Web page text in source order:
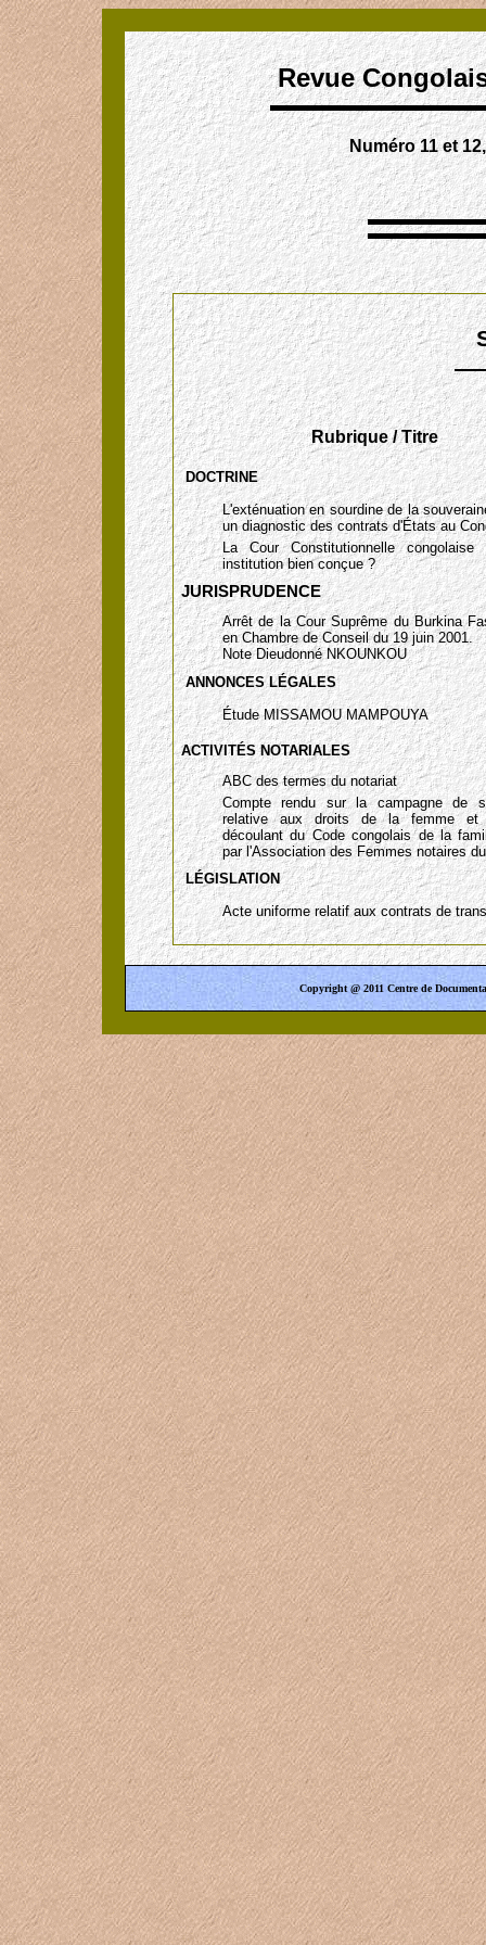
Revue
Numéro 11 et
Rubrique / Titre
DOCTRINE
L'exténuation en sourdine de la
un diagnostic des contrats d'États au
La Cour Constitutionnelle congolaise
institution bien conçue ?
JURISPRUDENCE
Arrêt de la Cour Suprême du Burkina
en Chambre de Conseil du 19 juin 2001.
Note Dieudonné NKOUNKOU
ANNONCES LÉGALES
Étude MISSAMOU MAMPOUYA
ACTIVITÉS NOTARIALES
ABC des termes du notariat
Compte rendu sur la campagne de
relative aux droits de la femme et
découlant du Code congolais de la
par l'Association des Femmes notaires
LÉGISLATION
Acte uniforme relatif aux contrats de
Copyright @ 2011 Centre de